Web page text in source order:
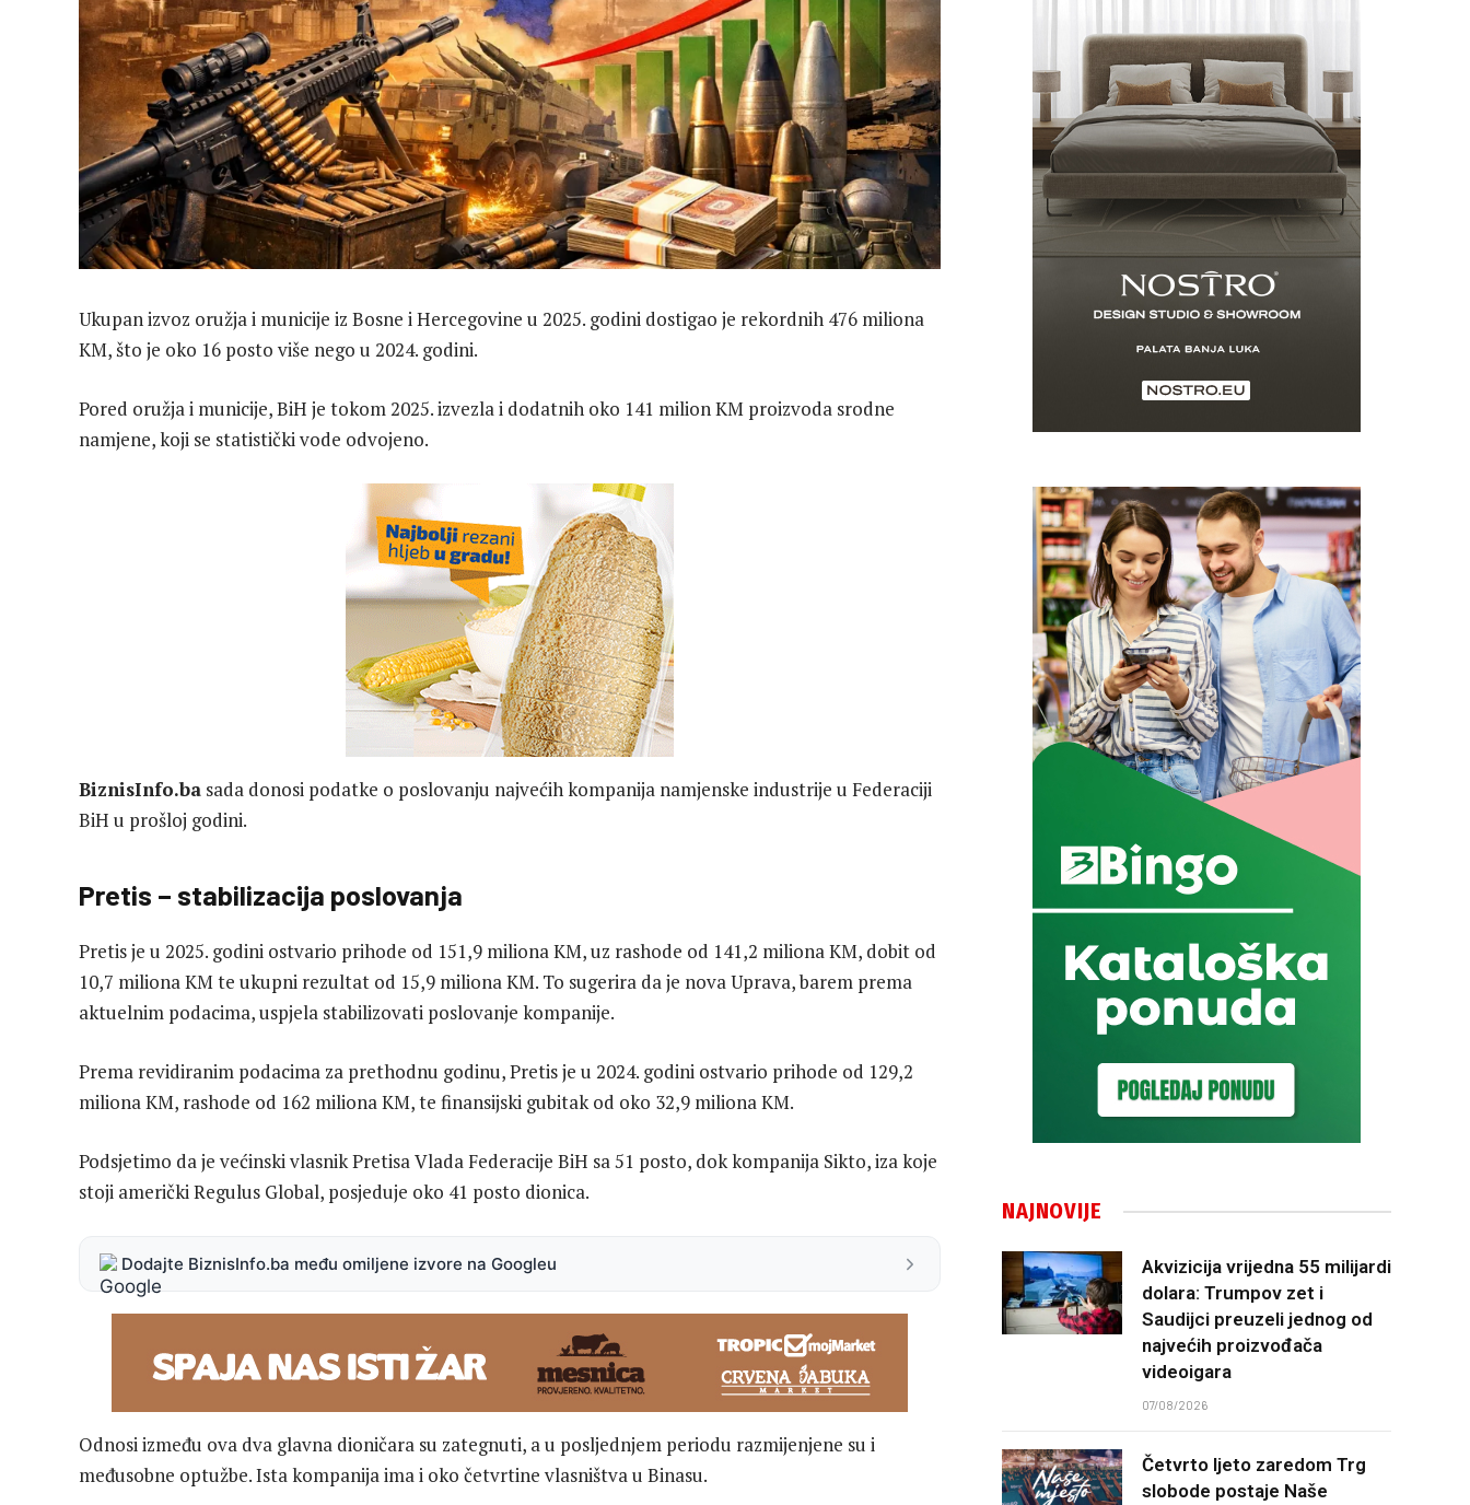
Ukupan izvoz oružja i municije iz Bosne i Hercegovine u 2025. godini dostigao je rekordnih 476 miliona
KM, što je oko 16 posto više nego u 2024. godini.
Pored oružja i municije, BiH je tokom 2025. izvezla i dodatnih oko 141 milion KM proizvoda srodne
namjene, koji se statistički vode odvojeno.
BiznisInfo.ba sada donosi podatke o poslovanju najvećih kompanija namjenske industrije u Federaciji
BiH u prošloj godini.
Pretis – stabilizacija poslovanja
Pretis je u 2025. godini ostvario prihode od 151,9 miliona KM, uz rashode od 141,2 miliona KM, dobit od
10,7 miliona KM te ukupni rezultat od 15,9 miliona KM. To sugerira da je nova Uprava, barem prema
aktuelnim podacima, uspjela stabilizovati poslovanje kompanije.
Prema revidiranim podacima za prethodnu godinu, Pretis je u 2024. godini ostvario prihode od 129,2
miliona KM, rashode od 162 miliona KM, te finansijski gubitak od oko 32,9 miliona KM.
Podsjetimo da je većinski vlasnik Pretisa Vlada Federacije BiH sa 51 posto, dok kompanija Sikto, iza koje
stoji američki Regulus Global, posjeduje oko 41 posto dionica.
Dodajte BiznisInfo.ba među omiljene izvore na Googleu
Odnosi između ova dva glavna dioničara su zategnuti, a u posljednjem periodu razmijenjene su i
međusobne optužbe. Ista kompanija ima i oko četvrtine vlasništva u Binasu.
NAJNOVIJE
Akvizicija vrijedna 55 milijardi
dolara: Trumpov zet i
Saudijci preuzeli jednog od
najvećih proizvođača
videoigara
07/08/2026
Četvrto ljeto zaredom Trg
slobode postaje Naše